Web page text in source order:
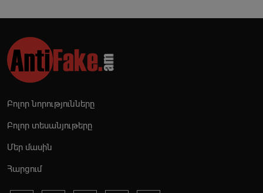
Բոլոր նորությունները
Բոլոր տեսանյութերը
Մեր մասին
Հարցում